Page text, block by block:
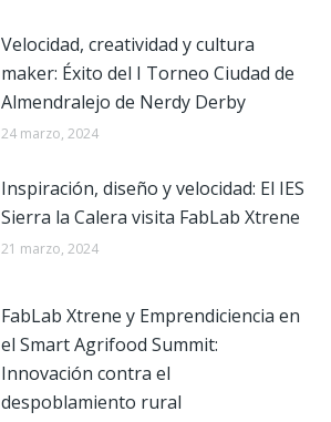
Velocidad, creatividad y cultura
maker: Éxito del I Torneo Ciudad de
Almendralejo de Nerdy Derby
24 marzo, 2024
Inspiración, diseño y velocidad: El IES
Sierra la Calera visita FabLab Xtrene
21 marzo, 2024
FabLab Xtrene y Emprendiciencia en
el Smart Agrifood Summit:
Innovación contra el
despoblamiento rural